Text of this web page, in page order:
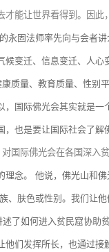
能让世界看得到。因此
永固法师率先向与会者
变迁、信息变迁、人
质量、教育质量、性别平
国际佛光会其实就是一
也是要让国际社会了
国际佛光会在各国深入
念。 他说，佛光山和佛
、肤色或性别。我们让
了如何进入贫民窟协
他们发挥所长，也通过